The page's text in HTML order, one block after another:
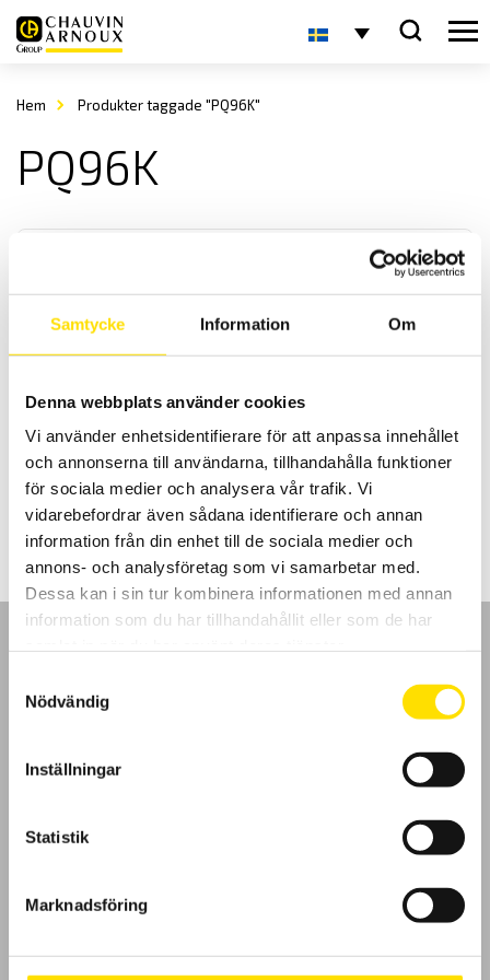
Samtycke Information Om
Denna webbplats använder cookies
Vi använder enhetsidentifierare för att anpassa innehållet
och annonserna till användarna, tillhandahålla funktioner
för sociala medier och analysera vår trafik. Vi
vidarebefordrar även sådana identifierare och annan
information från din enhet till de sociala medier och
annons- och analysföretag som vi samarbetar med.
Dessa kan i sin tur kombinera informationen med annan
information som du har tillhandahållit eller som de har
Nödvändig
Inställningar
Statistik
Marknadsföring
Hem Produkter taggade "PQ96K"
PQ96K
Analoga panelinstrument
Vi levererar analoga panelinstrument i storlek enligt DIN-norm,
både enstaka samt i större antal för ert projekt.
LÄS MER